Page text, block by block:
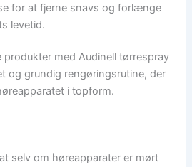
for at fjerne snavs og forlænge
levetid.
produkter med Audinell tørrespray
og grundig rengøringsrutine, der
i topform.
selv om høreapparater er mørt